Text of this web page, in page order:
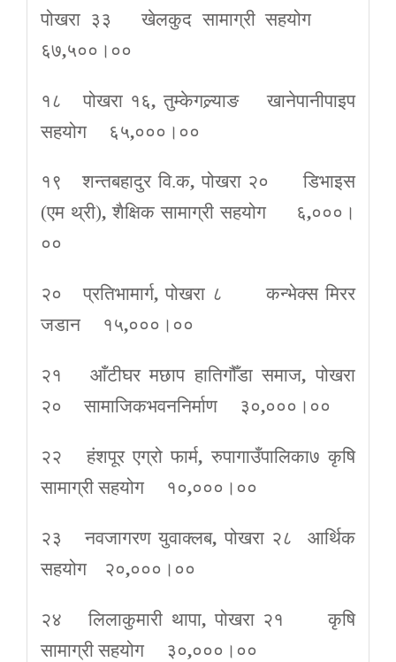
पोखरा ३३ खेलकुद सामाग्री सहयोग
६७,५००।००
१८ पोखरा १६,तुम्केगल्र्याङ खानेपानीपाइप
सहयोग ६५,०००।००
१९ शन्तबहादुर वि.क,पोखरा २० डिभाइस
(एम थ्री),शैक्षिक सामाग्री सहयोग ६,०००।
००
२० प्रतिभामार्ग,पोखरा ८ कन्भेक्स मिरर
जडान १५,०००।००
२१ आँटीघर मछाप हातिगौँडा समाज,पोखरा
२० सामाजिकभवननिर्माण ३०,०००।००
२२ हंशपूर एग्रो फार्म,रुपागाउँपालिका७ कृषि
सामाग्री सहयोग १०,०००।००
२३ नवजागरण युवाक्लब,पोखरा २८ आर्थिक
सहयोग २०,०००।००
२४ लिलाकुमारी थापा,पोखरा २१ कृषि
सामाग्री सहयोग ३०,०००।००